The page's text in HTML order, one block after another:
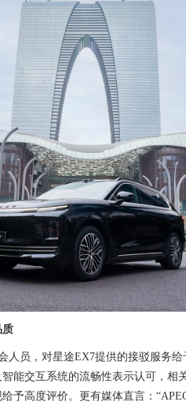
质
人员，对星途EX7提供的接驳服务
能交互系统的流畅性表示认可，相
予高度评价。更有媒体直言：